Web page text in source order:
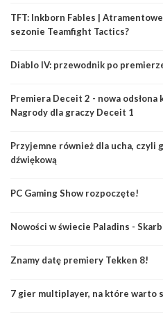
TFT: Inkborn Fables |
sezonie Teamfight Tactics?
Diablo IV: przewodnik po
Premiera Deceit 2 - nowa
Nagrody dla graczy Deceit 1
Przyjemne również dla ucha, czyli
dźwiękową
PC Gaming Show rozpoczęte!
Nowości w świecie Paladins -
Znamy datę premiery Tekken 8!
7 gier multiplayer, na które warto